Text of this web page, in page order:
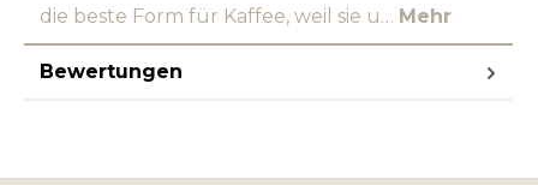
die beste Form für Kaffee, weil sie u… Mehr
Bewertungen